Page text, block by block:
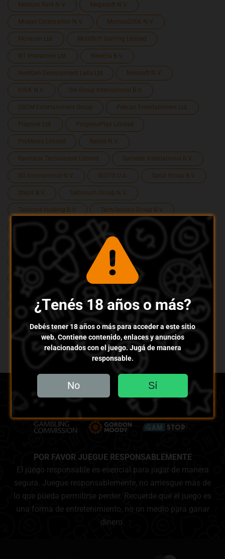
Medium Rare N.V. Megasoft N.V.
Mirage Corporation N.V. Momus2006 N.V.
Moracon Ltd. MultiSoft Gaming Limited
N1 Interactive Ltd. NewEra B.V.
NextGen Development Labs Ltd Novisoft N.V.
O.R.K N.V. Ole Group International B.V.
OSOM Entertainment Group Pelican Entertainment Ltd.
Playmer Ltd. ProgressPlay Limited
ProMedia Limited Rabidi N.V.
Ramtinar Techconsult Limited Santeda International B.V.
SG International N.V. SLOTS U.A. Sprut Group B.V.
StepX B.V. Taktonum Group N.V.
Techcore Holding B.V. TechOptions Group B.V.
TechSolutions (CY) Group Limited
Unlimited Solutions B.V.
Vavada B.V. Vazon Group B.V.
Vdsoft & Script Development SRL Versus Odds B.V.
WUNGroup B.V. XZ Solutions B.V. Zosma LLC
POR FAVOR JUEGUE RESPONSABLEMENTE
El juego responsable es esencial para jugar de manera
segura. Juegue responsablemente, no arriesgue más de
lo que pueda permitirse perder. Recuerde que el juego es
una forma de entretenimiento, no un medio para ganar
dinero.
¿Tenés 18 años o más?
Debés tener 18 años o más para acceder a este sitio
web. Contiene contenido, enlaces y anuncios
relacionados con el juego. Jugá de manera
responsable.
No Sí